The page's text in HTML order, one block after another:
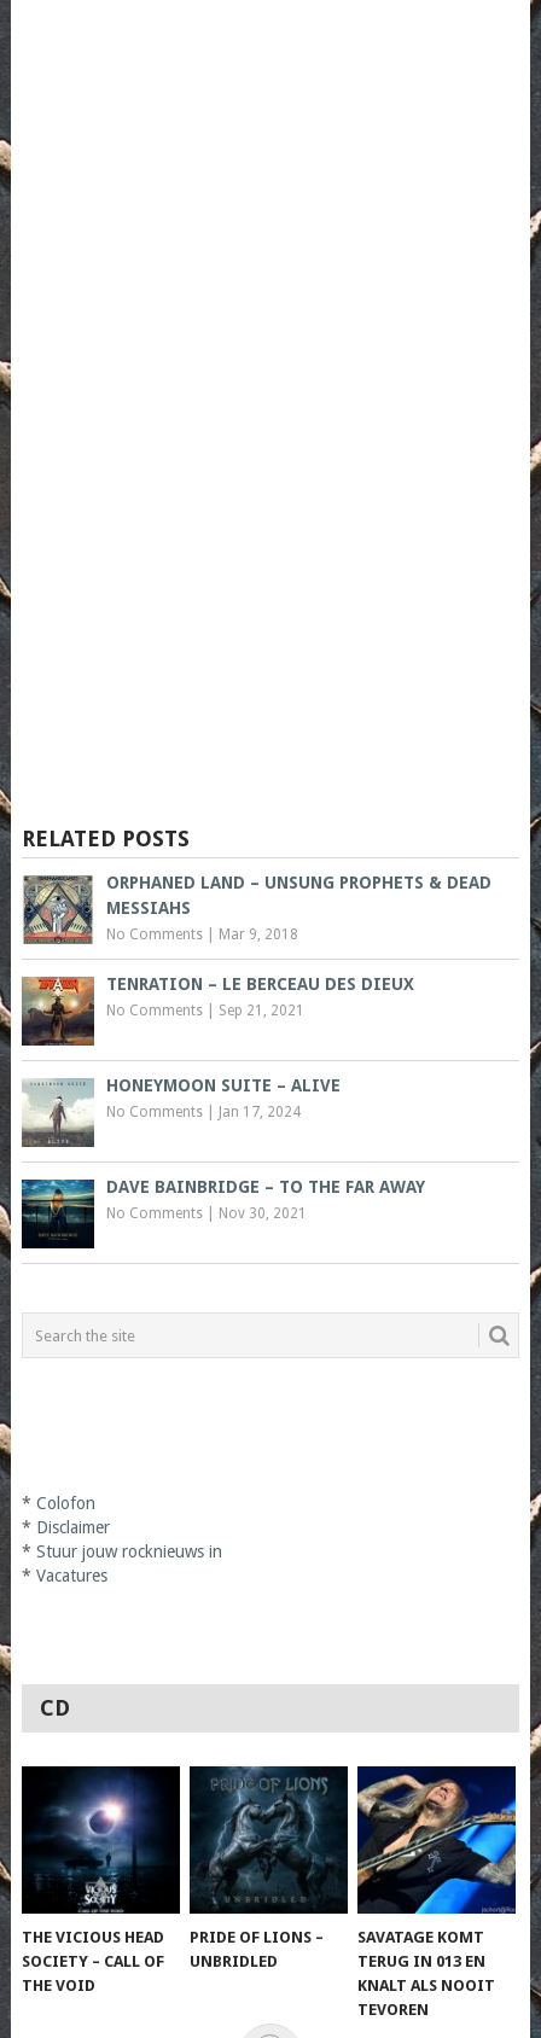
RELATED POSTS
ORPHANED LAND – UNSUNG PROPHETS & DEAD
MESSIAHS
No Comments| Mar 9, 2018
TENRATION – LE BERCEAU DES DIEUX
No Comments| Sep 21, 2021
HONEYMOON SUITE – ALIVE
No Comments| Jan 17, 2024
DAVE BAINBRIDGE – TO THE FAR AWAY
No Comments| Nov 30, 2021
* Colofon
* Disclaimer
* Stuur jouw rocknieuws in
* Vacatures
CD
THE VICIOUS HEAD
SOCIETY – CALL OF
THE VOID
PRIDE OF LIONS –
UNBRIDLED
SAVATAGE KOMT
TERUG IN 013 EN
KNALT ALS NOOIT
TEVOREN